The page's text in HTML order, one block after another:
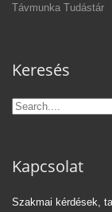
Távmunka Tudástár
Keresés
Kapcsolat
Szakmai kérdések,